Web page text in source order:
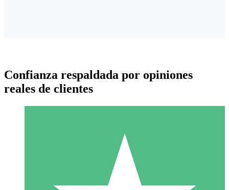
Paquetes de Créditos Individuales
Paga según el uso con créditos de descarga. Sin compromiso
Confianza respaldada por opiniones
reales de clientes